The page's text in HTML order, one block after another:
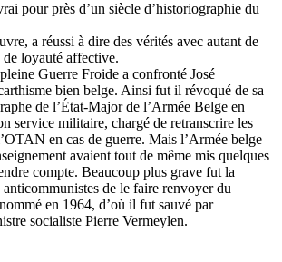
pour près d’un siècle d’historiographie du
a réussi à dire des vérités avec autant de
loyauté affective.
Guerre Froide a confronté José
bien belge. Ainsi fut il révoqué de sa
de l’État-Major de l’Armée Belge en
service militaire, chargé de retranscrire les
en cas de guerre. Mais l’Armée belge
avaient tout de même mis quelques
compte. Beaucoup plus grave fut la
de le faire renvoyer du
en 1964, d’où il fut sauvé par
socialiste Pierre Vermeylen.